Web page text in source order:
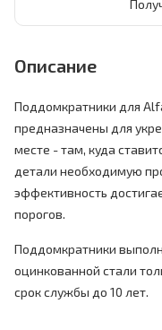
Описание
Поддомкратники для
предназначены для
месте - там, куда
детали необходимую
эффективность
порогов.
Поддомкратники
оцинкованной стали
срок службы до 10 лет.